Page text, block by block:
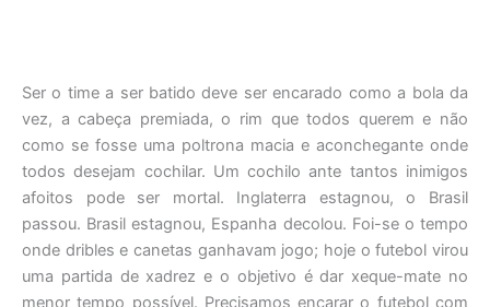
Ser o time a ser batido deve ser encarado como a bola da
vez, a cabeça premiada, o rim que todos querem e não
como se fosse uma poltrona macia e aconchegante onde
todos desejam cochilar. Um cochilo ante tantos inimigos
afoitos pode ser mortal. Inglaterra estagnou, o Brasil
passou. Brasil estagnou, Espanha decolou. Foi-se o tempo
onde dribles e canetas ganhavam jogo; hoje o futebol virou
uma partida de xadrez e o objetivo é dar xeque-mate no
menor tempo possível. Precisamos encarar o futebol com